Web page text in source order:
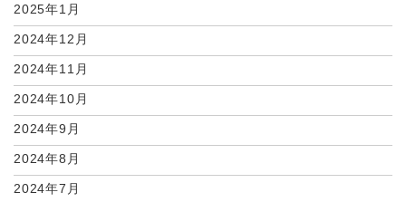
2025年1月
2024年12月
2024年11月
2024年10月
2024年9月
2024年8月
2024年7月